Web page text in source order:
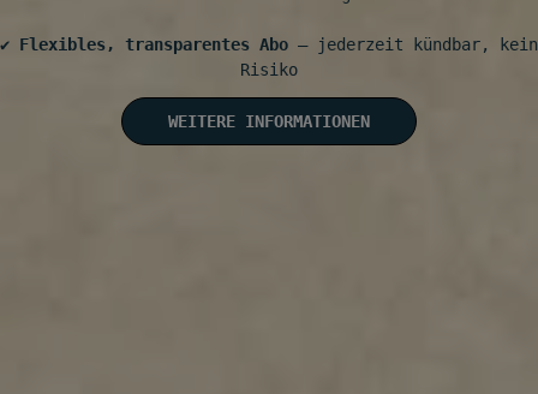
✔️ Flexibles, transparentes Abo – jederzeit kündbar, kein
Risiko
WEITERE INFORMATIONEN